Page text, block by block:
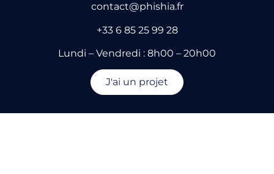
contact@phishia.fr
+33 6 85 25 99 28
Lundi – Vendredi : 8h00 – 20h00
J'ai un projet